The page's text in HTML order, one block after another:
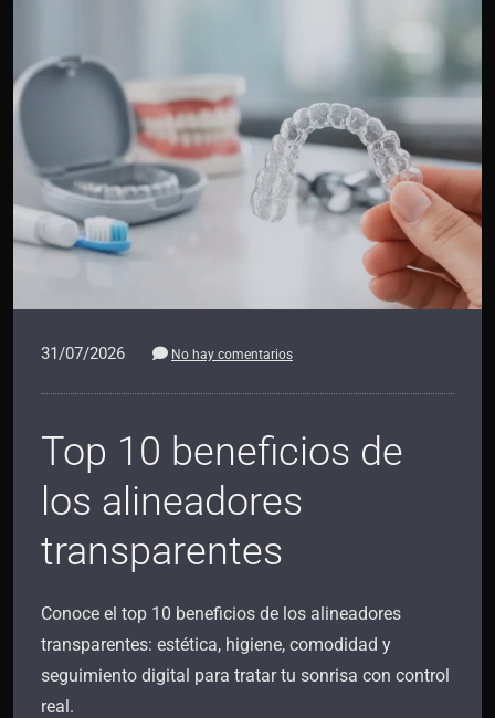
31/07/2026 No hay comentarios
Top 10 beneficios de
los alineadores
transparentes
Conoce el top 10 beneficios de los alineadores
transparentes: estética, higiene, comodidad y
seguimiento digital para tratar tu sonrisa con control
real.